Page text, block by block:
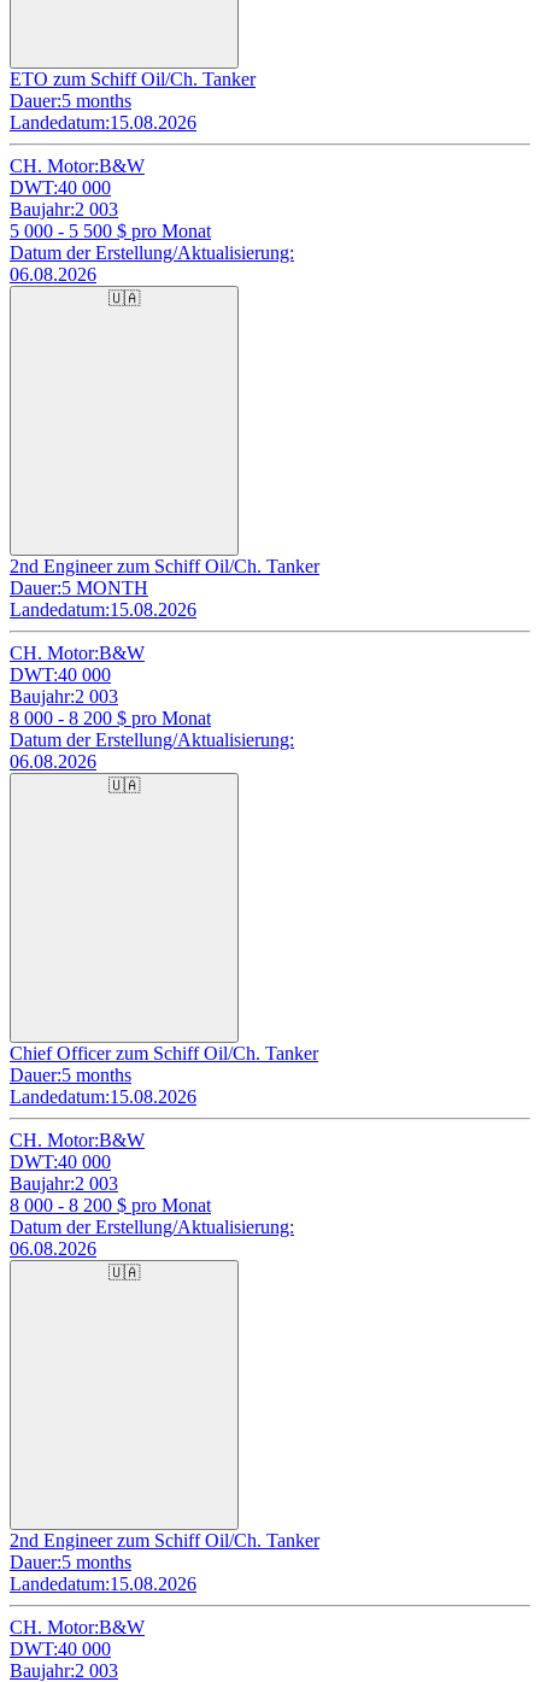
ETO zum Schiff Oil/Ch. Tanker
Dauer:5 months
Landedatum:15.08.2026
CH. Motor:B&W
DWT:40 000
Baujahr:2 003
5 000 - 5 500 $ pro Monat
Datum der Erstellung/Aktualisierung:
06.08.2026
🇺🇦
2nd Engineer zum Schiff Oil/Ch. Tanker
Dauer:5 MONTH
Landedatum:15.08.2026
CH. Motor:B&W
DWT:40 000
Baujahr:2 003
8 000 - 8 200 $ pro Monat
Datum der Erstellung/Aktualisierung:
06.08.2026
🇺🇦
Chief Officer zum Schiff Oil/Ch. Tanker
Dauer:5 months
Landedatum:15.08.2026
CH. Motor:B&W
DWT:40 000
Baujahr:2 003
8 000 - 8 200 $ pro Monat
Datum der Erstellung/Aktualisierung:
06.08.2026
🇺🇦
2nd Engineer zum Schiff Oil/Ch. Tanker
Dauer:5 months
Landedatum:15.08.2026
CH. Motor:B&W
DWT:40 000
Baujahr:2 003